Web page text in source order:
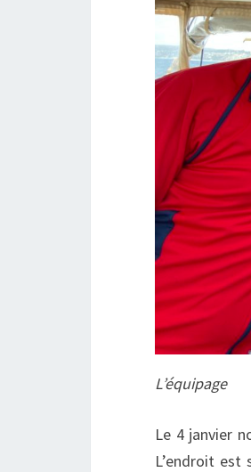
L’équipage
Le 4 janvier
L’endroit est